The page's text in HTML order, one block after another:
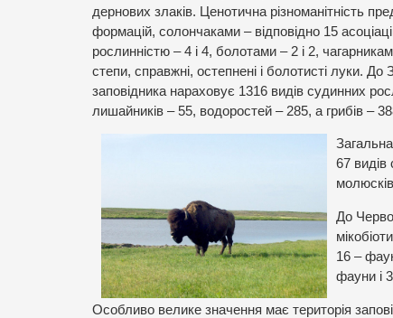
дернових злаків. Ценотична різноманітність
формацій, солончаками – відповідно 15
рослинністю – 4 і 4, болотами – 2 і 2,
степи, справжні, остепнені і болотисті луки. До
заповідника нараховує 1316 видів судинних
лишайників – 55, водоростей – 285, а грибів –
67 видів
До
16 –
фауни і
Особливо велике значення має територія